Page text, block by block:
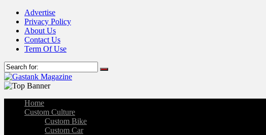
Advertise
Privacy Policy
About Us
Contact Us
Term Of Use
Home
Custom Culture
Custom Bike
Custom Car